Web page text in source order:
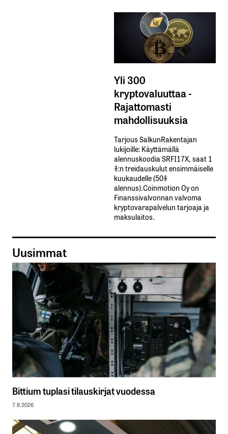
Yli 300
kryptovaluuttaa -
Rajattomasti
mahdollisuuksia
Tarjous SalkunRakentajan
lukijoille: Käyttämällä​ ​
alennuskoodia​ ​SRFI17X,​ ​saat​ ​1
%:n treidauskulut​ ​ensimmäiselle​ ​
kuukaudelle​ ​(50%​ ​
alennus).Coinmotion Oy on
Finanssivalvonnan valvoma
kryptovarapalvelun tarjoaja ja
maksulaitos.
Uusimmat
Bittium tuplasi tilauskirjat vuodessa
7.8.2026